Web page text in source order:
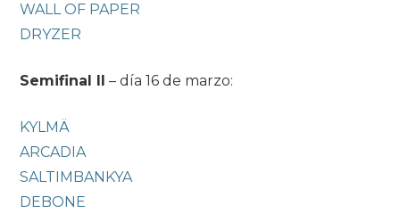
WALL OF PAPER
DRYZER
Semifinal II – día 16 de marzo:
KYLMÄ
ARCADIA
SALTIMBANKYA
DEBONE